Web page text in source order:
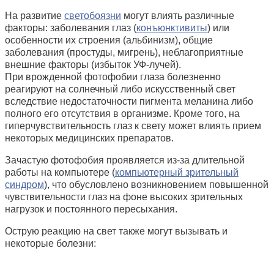
На развитие светобоязни могут влиять различные
факторы: заболевания глаз (конъюнктивиты) или
особенности их строения (альбинизм), общие
заболевания (простуды, мигрень), неблагоприятные
внешние факторы (избыток УФ-лучей).
При врожденной фотофобии глаза болезненно
реагируют на солнечный либо искусственный свет
вследствие недостаточности пигмента меланина либо
полного его отсутствия в организме. Кроме того, на
гиперчувствительность глаз к свету может влиять прием
некоторых медицинских препаратов.
Зачастую фотофобия проявляется из-за длительной
работы на компьютере (компьютерный зрительный
синдром), что обусловлено возникновением повышенной
чувствительности глаз на фоне высоких зрительных
нагрузок и постоянного пересыхания.
Острую реакцию на свет также могут вызывать и
некоторые болезни: